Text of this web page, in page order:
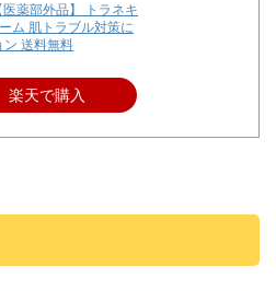
医薬部外品】 トラネキ
ム 肌トラブル対策に
ン 送料無料
楽天で購入